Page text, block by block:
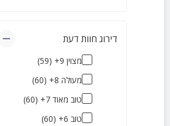
מלונות בוטיק
צימרים אקולוגיים
צימרים ליד הים(
חוות בודדים(
1
)
גלמפינג (
1
)
דירוג חוות דעת
מצוין 9+ (
59
)
מעולה 8+
(
60
)
טוב מאוד 7+
(
60
)
טוב 6+
(
60
)